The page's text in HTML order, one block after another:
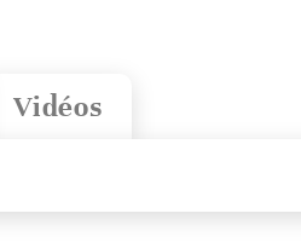
Vidéos